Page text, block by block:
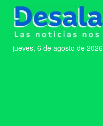
jueves, 6 de agosto de 2026